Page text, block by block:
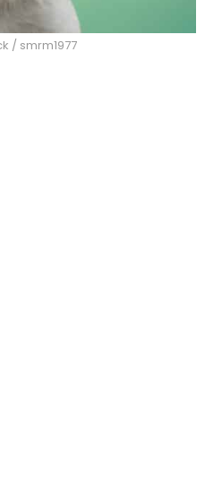
/ smrm1977